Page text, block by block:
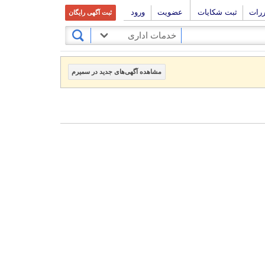
ثبت شکایات عضویت ورود ثبت آگهی رایگان
خدمات اداری
مشاهده آگهی‌های جدید در سمیرم